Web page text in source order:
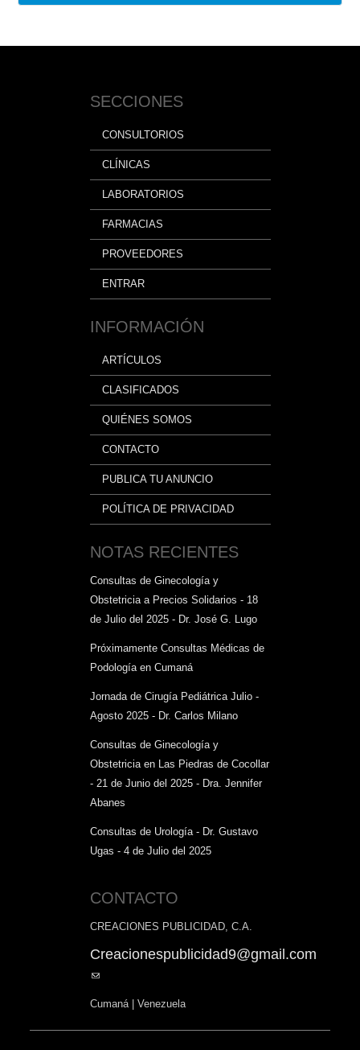
SECCIONES
CONSULTORIOS
CLÍNICAS
LABORATORIOS
FARMACIAS
PROVEEDORES
ENTRAR
INFORMACIÓN
ARTÍCULOS
CLASIFICADOS
QUIÉNES SOMOS
CONTACTO
PUBLICA TU ANUNCIO
POLÍTICA DE PRIVACIDAD
NOTAS RECIENTES
Consultas de Ginecología y
Obstetricia a Precios Solidarios - 18
de Julio del 2025 - Dr. José G. Lugo
Próximamente Consultas Médicas de
Podología en Cumaná
Jornada de Cirugía Pediátrica Julio -
Agosto 2025 - Dr. Carlos Milano
Consultas de Ginecología y
Obstetricia en Las Piedras de Cocollar
- 21 de Junio del 2025 - Dra. Jennifer
Abanes
Consultas de Urología - Dr. Gustavo
Ugas - 4 de Julio del 2025
CONTACTO
CREACIONES PUBLICIDAD, C.A.
Creacionespublicidad9@gmail.com
(link
mail)
Cumaná | Venezuela